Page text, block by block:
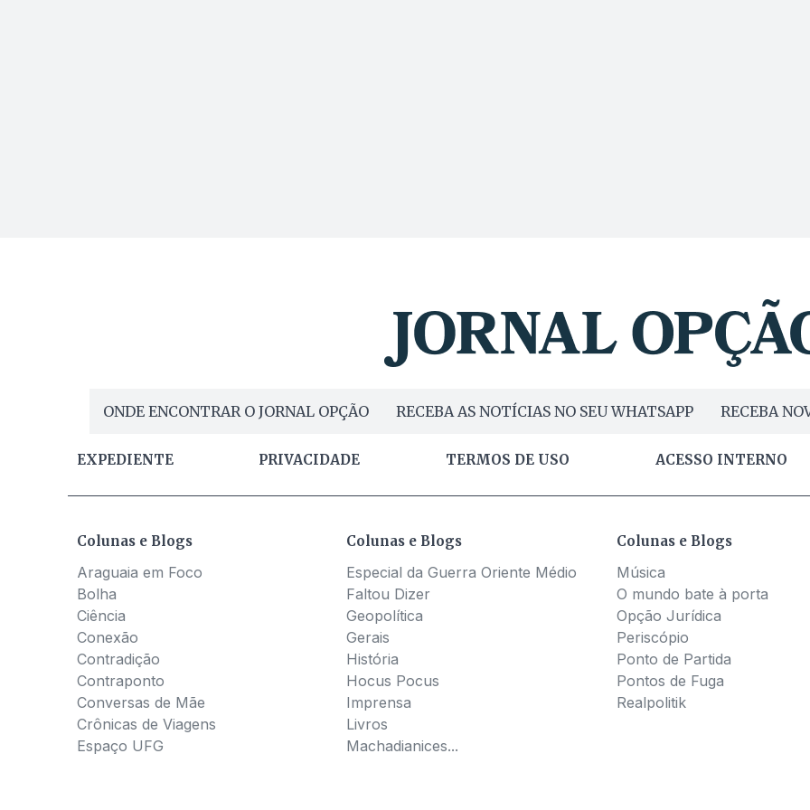
ONDE ENCONTRAR O JORNAL OPÇÃO RECEBA AS NOTÍCIAS NO SEU WHATSAPP RECEBA
EXPEDIENTE PRIVACIDADE TERMOS DE USO ACESSO INTERNO
Colunas e Blogs
Araguaia em Foco
Bolha
Ciência
Conexão
Contradição
Contraponto
Conversas de Mãe
Crônicas de Viagens
Espaço UFG
Colunas e Blogs
Especial da Guerra Oriente Médio
Faltou Dizer
Geopolítica
Gerais
História
Hocus Pocus
Imprensa
Livros
Machadianices...
Colunas e Blogs
Música
O mundo bate à porta
Opção Jurídica
Periscópio
Ponto de Partida
Pontos de Fuga
Realpolitik